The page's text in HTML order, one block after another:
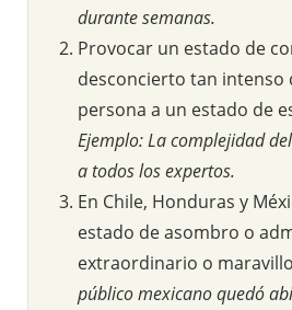
durante semanas.
Provocar un estado de
desconcierto tan intenso
persona a un estado de
Ejemplo: La complejidad
a todos los expertos.
En Chile, Honduras y
estado de asombro o
extraordinario o
público mexicano quedó